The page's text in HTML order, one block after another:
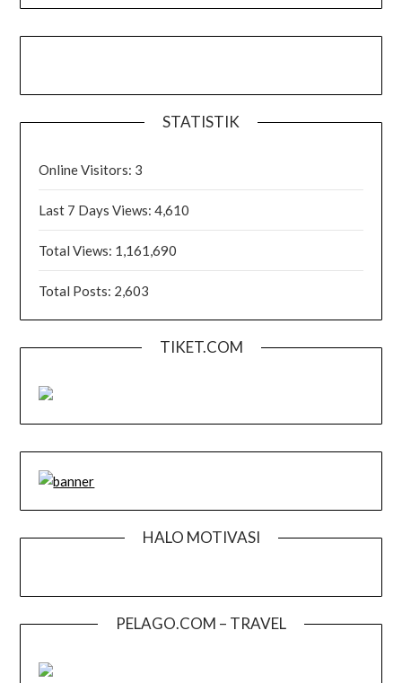
STATISTIK
Online Visitors: 3
Last 7 Days Views:4,610
Total Views: 1,161,690
Total Posts: 2,603
TIKET.COM
HALO MOTIVASI
PELAGO.COM – TRAVEL